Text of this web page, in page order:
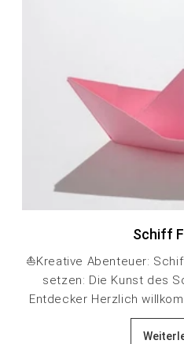
Schiff
⛵Kreative Abenteuer:
setzen: Die Kunst des
Entdecker Herzlich